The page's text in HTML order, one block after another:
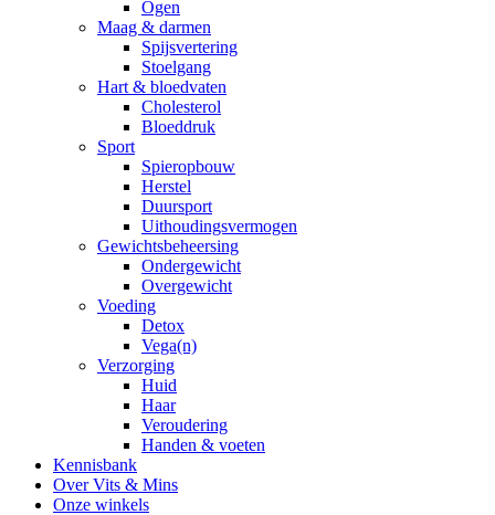
Ogen
Maag & darmen
Spijsvertering
Stoelgang
Hart & bloedvaten
Cholesterol
Bloeddruk
Sport
Spieropbouw
Herstel
Duursport
Uithoudingsvermogen
Gewichtsbeheersing
Ondergewicht
Overgewicht
Voeding
Detox
Vega(n)
Verzorging
Huid
Haar
Veroudering
Handen & voeten
Kennisbank
Over Vits & Mins
Onze winkels